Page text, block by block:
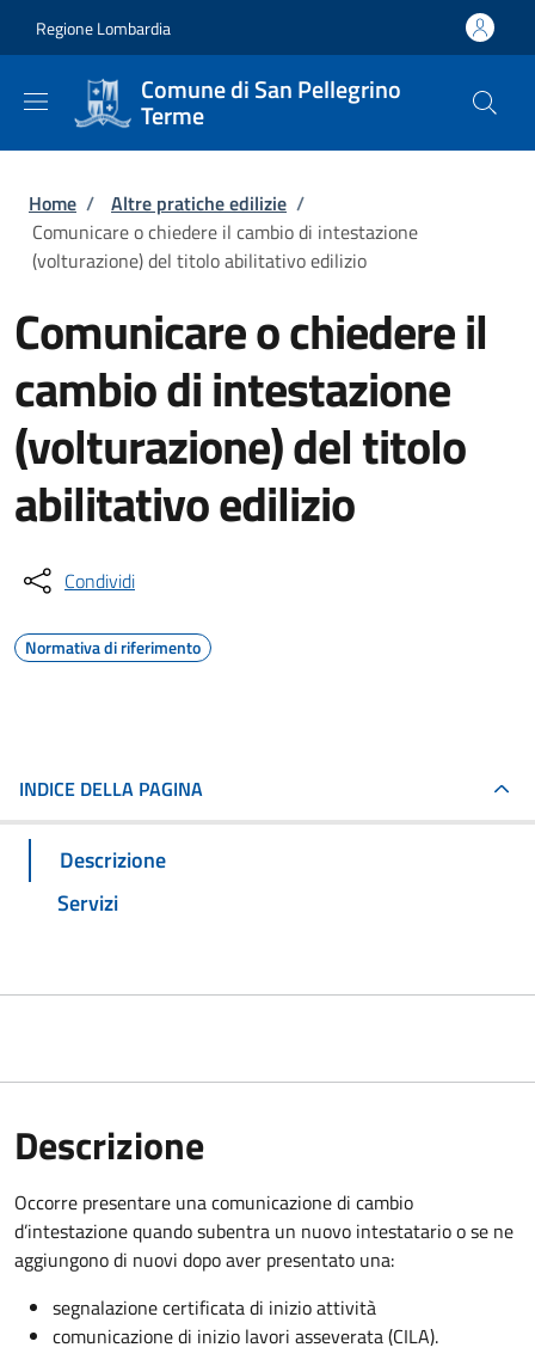
Regione Lombardia
Comune di San Pellegrino
Terme
Briciole di pane
Home / Altre pratiche edilizie /
Comunicare o chiedere il cambio di intestazione
(volturazione) del titolo abilitativo edilizio
Comunicare o chiedere il
cambio di intestazione
(volturazione) del titolo
abilitativo edilizio
Condividi
Normativa di riferimento
INDICE DELLA PAGINA
Descrizione
Servizi
Descrizione
Occorre presentare una comunicazione di cambio
d’intestazione quando subentra un nuovo intestatario o se ne
aggiungono di nuovi dopo aver presentato una:
segnalazione certificata di inizio attività
comunicazione di inizio lavori asseverata (CILA).